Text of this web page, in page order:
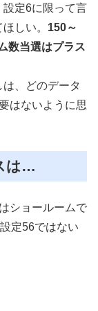
定6に限って言
しい。 150～
数当選はプラス
、どのデータ
はないように思
は…
ショールームで
定56ではない